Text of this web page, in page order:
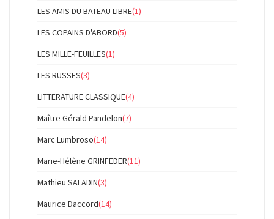
LES AMIS DU BATEAU LIBRE(1)
LES COPAINS D'ABORD(5)
LES MILLE-FEUILLES(1)
LES RUSSES(3)
LITTERATURE CLASSIQUE(4)
Maître Gérald Pandelon(7)
Marc Lumbroso(14)
Marie-Hélène GRINFEDER(11)
Mathieu SALADIN(3)
Maurice Daccord(14)